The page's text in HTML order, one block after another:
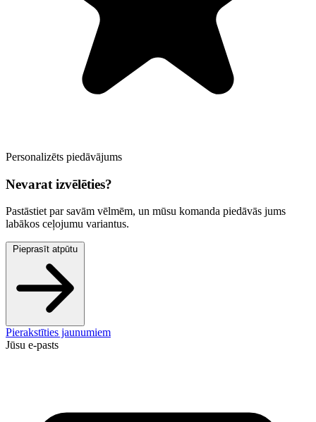
Personalizēts piedāvājums
Nevarat izvēlēties?
Pastāstiet par savām vēlmēm, un mūsu komanda piedāvās jums
labākos ceļojumu variantus.
Pieprasīt atpūtu
Pierakstīties jaunumiem
Jūsu e-pasts